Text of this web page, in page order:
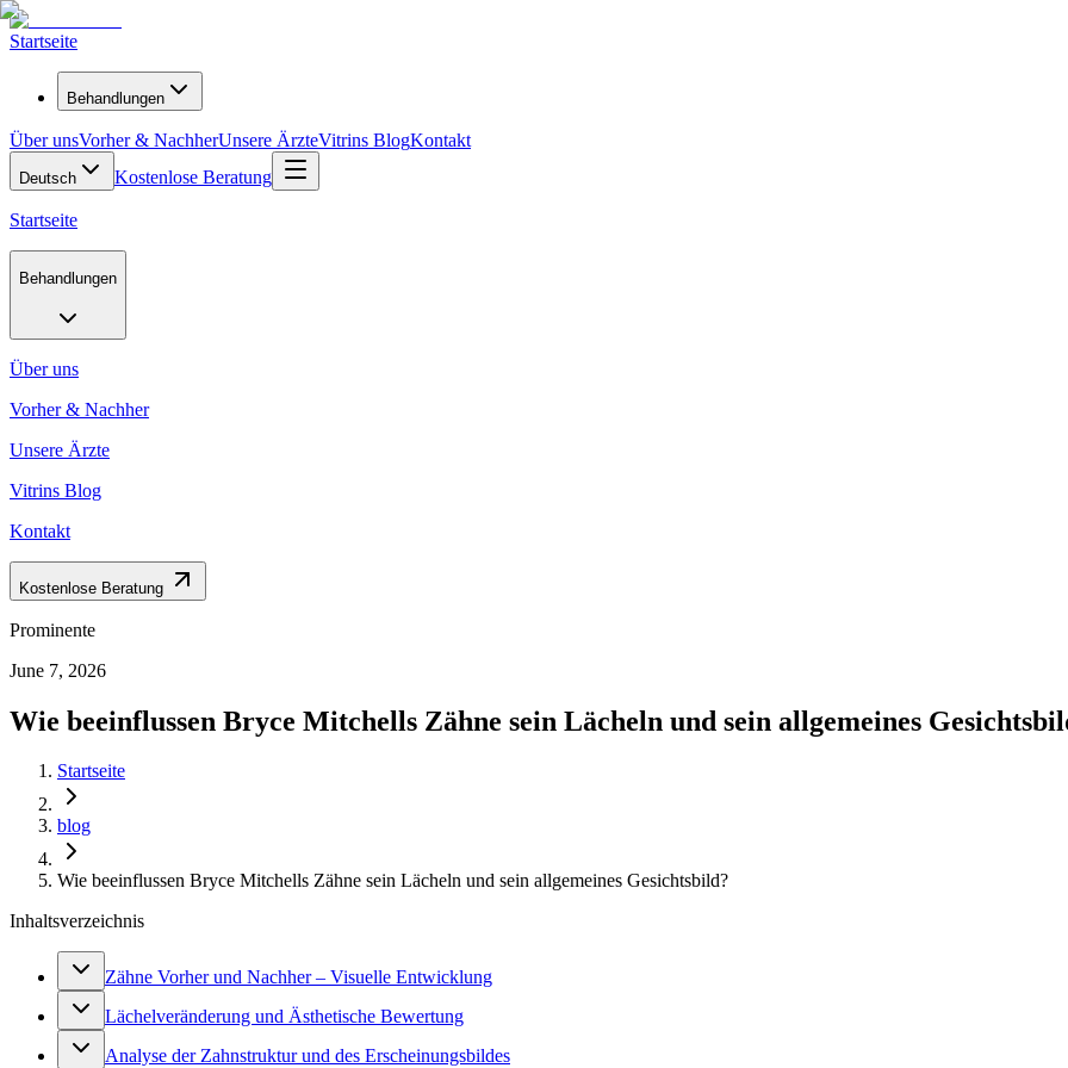
Startseite
Behandlungen
Über unsVorher & NachherUnsere ÄrzteVitrins BlogKontakt
Deutsch Kostenlose Beratung
Startseite
Behandlungen
Über uns
Vorher & Nachher
Unsere Ärzte
Vitrins Blog
Kontakt
Kostenlose Beratung
Prominente
June 7, 2026
Wie beeinflussen Bryce Mitchells Zähne sein Lächeln und sein allgemeines
Startseite
blog
Wie beeinflussen Bryce Mitchells Zähne sein Lächeln und sein allgemeines Gesichtsbild?
Inhaltsverzeichnis
Zähne Vorher und Nachher – Visuelle Entwicklung
Lächelveränderung und Ästhetische Bewertung
Analyse der Zahnstruktur und des Erscheinungsbildes